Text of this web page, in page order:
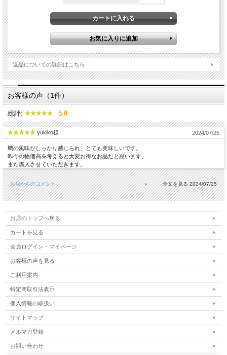
返品についての詳細はこちら
お客様の声（1件）
総評: 5.0
yukiko様 2024/07/25
鯛の風味がしっかり感じられ、とても美味しいです。
昨今の物価高を考えると大変お得なお品だと思います。
また購入させていただきます。
お店からのコメント 2024/07/25
お店のトップへ戻る
カートを見る
会員ログイン・マイページ
お客様の声を見る
ご利用案内
特定商取引法表示
個人情報の取扱い
サイトマップ
メルマガ登録
お問い合わせ